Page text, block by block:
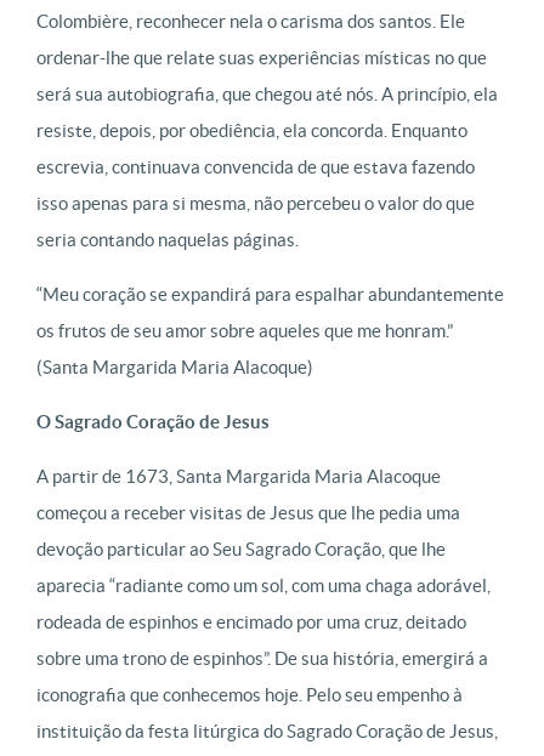
Colombière, reconhecer nela o carisma dos santos. Ele
ordenar-lhe que relate suas experiências místicas no que
será sua autobiografia, que chegou até nós. A princípio, ela
resiste, depois, por obediência, ela concorda. Enquanto
escrevia, continuava convencida de que estava fazendo
isso apenas para si mesma, não percebeu o valor do que
seria contando naquelas páginas.
“Meu coração se expandirá para espalhar abundantemente
os frutos de seu amor sobre aqueles que me honram.”
(Santa Margarida Maria Alacoque)
O Sagrado Coração de Jesus
A partir de 1673, Santa Margarida Maria Alacoque
começou a receber visitas de Jesus que lhe pedia uma
devoção particular ao Seu Sagrado Coração, que lhe
aparecia “radiante como um sol, com uma chaga adorável,
rodeada de espinhos e encimado por uma cruz, deitado
sobre uma trono de espinhos”. De sua história, emergirá a
iconografia que conhecemos hoje. Pelo seu empenho à
instituição da festa litúrgica do Sagrado Coração de Jesus,